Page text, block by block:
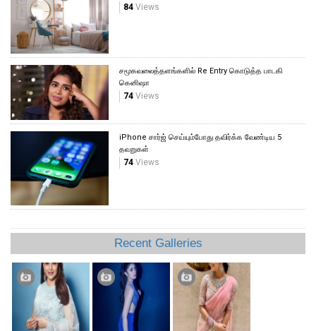
84 Views
சமூகவலைத்தளங்களில் Re Entry கொடுத்த பாடகி
கெனிஷா
74 Views
iPhone சார்ஜ் செய்யும்போது தவிர்க்க வேண்டிய 5
தவறுகள்
74 Views
Recent Galleries